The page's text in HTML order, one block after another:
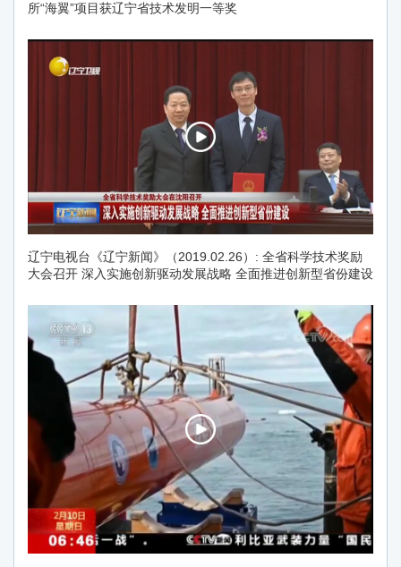
所“海翼”项目获辽宁省技术发明一等奖
辽宁电视台《辽宁新闻》（2019.02.26）: 全省科学技术奖励
大会召开 深入实施创新驱动发展战略 全面推进创新型省份建设